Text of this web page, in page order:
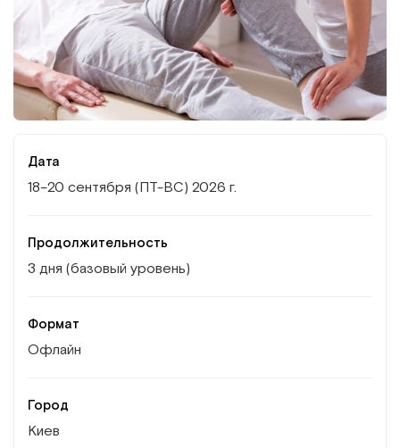
Дата
18–20 сентября (ПТ-ВС) 2026 г.
Продолжительность
3 дня (базовый уровень)
Формат
Офлайн
Город
Киев
Институт Апледжера
Институт Барраля
FAQ
Прикладная кинезиология
Кинезиотейпинг
Психология, психотерапия
Массаж
Барралю